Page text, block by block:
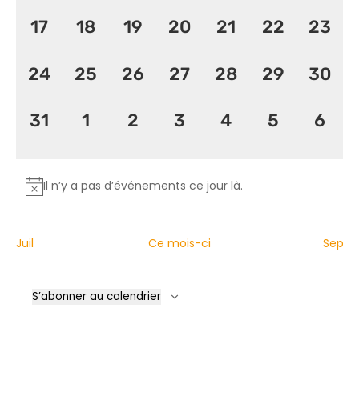
0
17
0
18
0
19
0
20
0
21
0
22
0
23
0
24
0
25
0
26
0
27
0
28
0
29
0
30
0
31
0
1
0
2
0
3
0
4
0
5
0
6
Il n’y a pas d’événements ce jour là.
Juil Ce mois-ci Sep
S’abonner au calendrier